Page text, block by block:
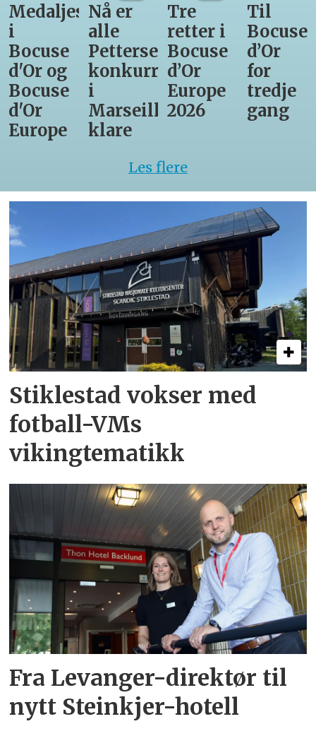
Medaljestatistikk
i
Bocuse
d'Or og
Bocuse
d'Or
Europe
Nå er
alle
Pettersens
konkurrenter
i
Marseille
klare
Tre
retter i
Bocuse
d’Or
Europe
2026
Til
Bocuse
d’Or
for
tredje
gang
Les flere
Stiklestad vokser med
fotball-VMs
vikingtematikk
Fra Levanger-direktør til
nytt Steinkjer-hotell